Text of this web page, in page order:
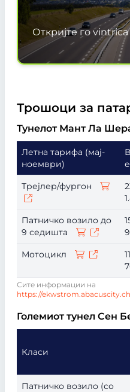
Откријте го
Трошоци за
Тунелот Мант Ла
Сите информации на
https://
Летна тарифа (мај-
ноември)
Трејлер/фургон
Патничко возило до
9 седишта
Мотоцикл
Големиот тунел Сен
Класи
Патничко возило (со